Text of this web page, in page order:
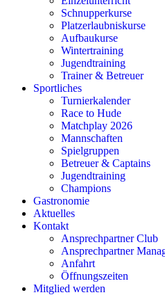
Schnupperkurse
Platzerlaubniskurse
Aufbaukurse
Wintertraining
Jugendtraining
Trainer & Betreuer
Sportliches
Turnierkalender
Race to Hude
Matchplay 2026
Mannschaften
Spielgruppen
Betreuer & Captains
Jugendtraining
Champions
Gastronomie
Aktuelles
Kontakt
Ansprechpartner Club
Ansprechpartner
Anfahrt
Öffnungszeiten
Mitglied werden